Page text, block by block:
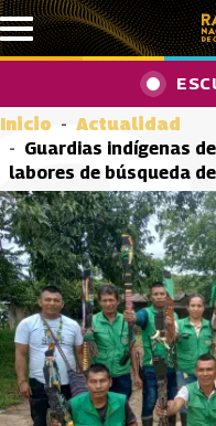
Pasar al contenido principal
Inicio
Actualidad
Guardias indígenas
labores de búsqueda